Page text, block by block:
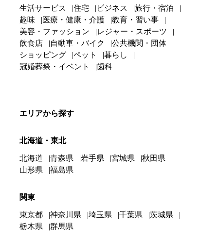
生活サービス 住宅 ビジネス
旅行・宿泊
趣味
医療・健康・介護
教育・習い事
美容・ファッション
レジャー・スポーツ
飲食店
自動車・バイク
公共機関・団体
ショッピング
ペット
暮らし
冠婚葬祭・イベント
歯科
エリアから探す
北海道・東北
北海道 青森県 岩手県 宮城県
秋田県
山形県
福島県
関東
東京都 神奈川県 埼玉県 千葉県
茨城県
栃木県
群馬県